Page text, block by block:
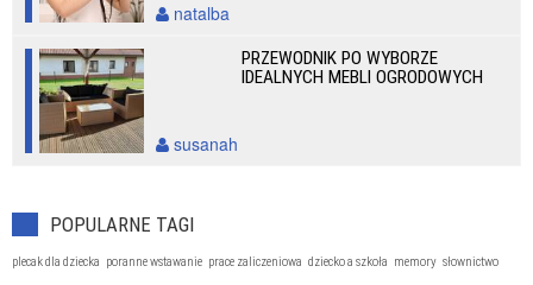
natalba
PRZEWODNIK PO WYBORZE
IDEALNYCH MEBLI OGRODOWYCH
susanah
POPULARNE TAGI
plecak dla dziecka poranne wstawanie prace zaliczeniowa dziecko a szkoła memory słownictwo